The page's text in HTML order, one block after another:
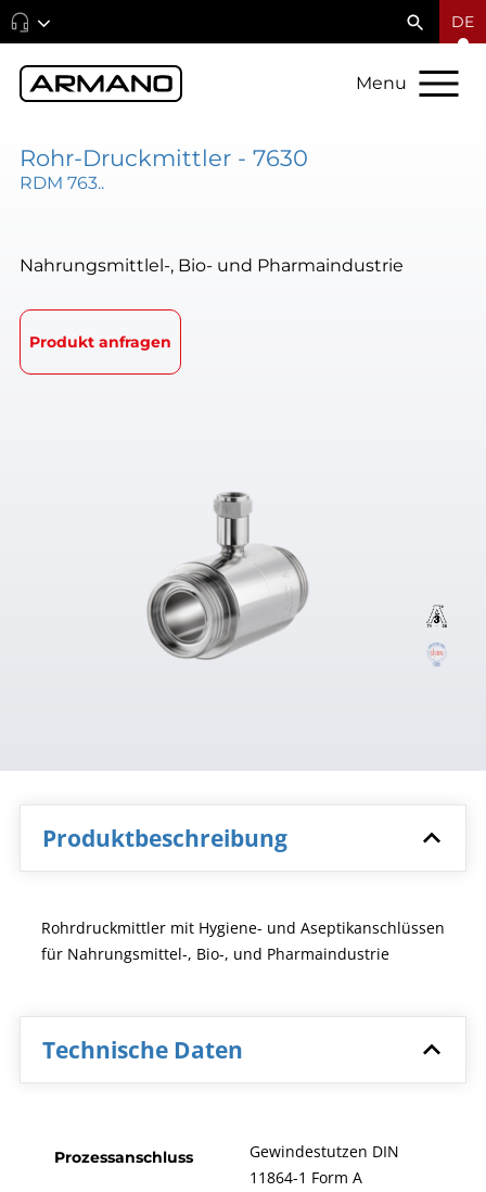
DE
Menu
Rohr-Druckmittler - 7630
RDM 763..
Nahrungsmittlel-, Bio- und Pharmaindustrie
Produkt anfragen
Produktbeschreibung
Rohrdruckmittler mit Hygiene- und Aseptikanschlüssen
für Nahrungsmittel-, Bio-, und Pharmaindustrie
Technische Daten
Prozessanschluss
Gewindestutzen DIN
11864-1 Form A